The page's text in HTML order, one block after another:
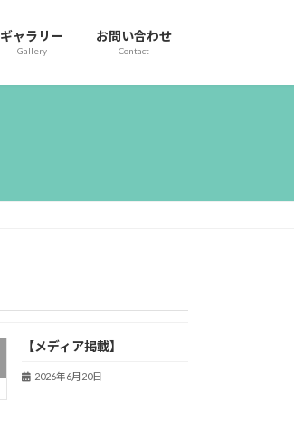
ギャラリー
Gallery
お問い合わせ
Contact
【メディア掲載】
2026年6月20日